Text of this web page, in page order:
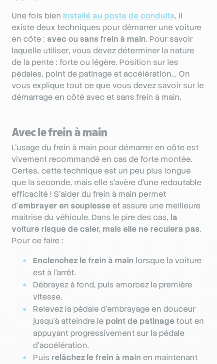
Une fois bien installé au poste de conduite, il
existe deux techniques pour démarrer une voiture
en côte : avec ou sans frein à main. Pour savoir
laquelle utiliser, vous devez déterminer la nature
de la pente : forte ou légère. Position sur les
pédales, point de patinage et accélération… On
vous explique tout ce que vous devez savoir sur le
démarrage en côté avec et sans frein à main.
Avec le frein à main
L’usage du frein à main pour démarrer en côte est
vivement recommandé en cas de forte montée.
Certes, cette technique est un peu plus longue
que la seconde, mais elle s’avère d’une redoutable
efficacité ! S’aider du frein à main permet
d’embrayer en souplesseet assure une meilleure
maîtrise du véhicule. Dans le pire des cas, la
voiture risque de caler, mais elle ne reculera pas.
Pour ce faire :
Enclenchez le frein à main lorsque la voiture
est à l’arrêt.
Débrayez à fond, puis amorcez la première
vitesse.
Relevez la pédale d’embrayage en douceur
jusqu’à atteindre le point de patinagetout en
appuyant progressivement sur la pédale
d’accélération.
Puis relâchez le frein à main en maintenant